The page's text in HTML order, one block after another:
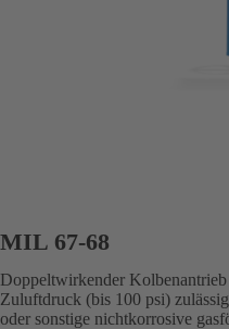
MIL 67-68
Doppeltwirkender
Zuluftdruck (bis 100 psi)
oder sonstige nichtkorrosive